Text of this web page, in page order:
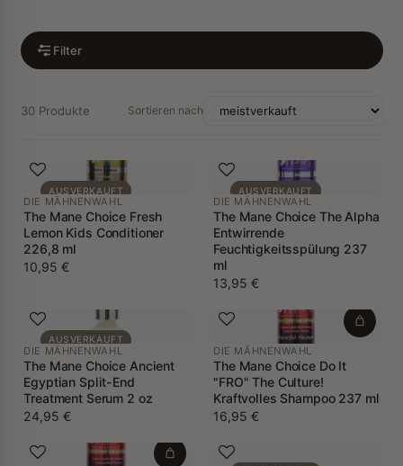
Filter
30 Produkte Sortieren nach
AUSVERKAUFT
DIE MÄHNENWAHL
The Mane Choice Fresh
Lemon Kids Conditioner
226,8 ml
10,95 €
AUSVERKAUFT
DIE MÄHNENWAHL
The Mane Choice The Alpha
Entwirrende
Feuchtigkeitsspülung 237
ml
13,95 €
AUSVERKAUFT
DIE MÄHNENWAHL
The Mane Choice Ancient
Egyptian Split-End
Treatment Serum 2 oz
24,95 €
DIE MÄHNENWAHL
The Mane Choice Do It
"FRO" The Culture!
Kraftvolles Shampoo 237 ml
16,95 €